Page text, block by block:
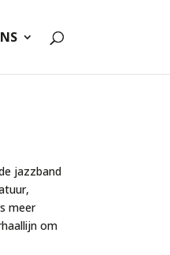
jazzband
meer
om